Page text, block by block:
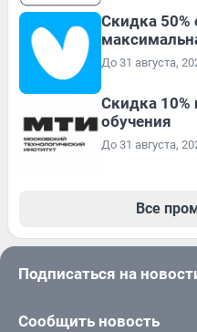
Скидка 50%
До 31 августа,
Скидка
обучения
До 31 августа,
Все
Подписаться на
Сообщить новость